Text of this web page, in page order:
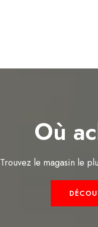
Où
Trouvez le magasin le